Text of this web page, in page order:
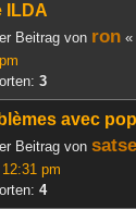
ILDA
Beitrag von ron «
3
avec
Beitrag von
pm
4